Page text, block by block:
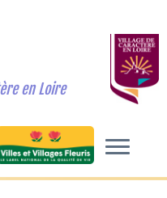
en Loire